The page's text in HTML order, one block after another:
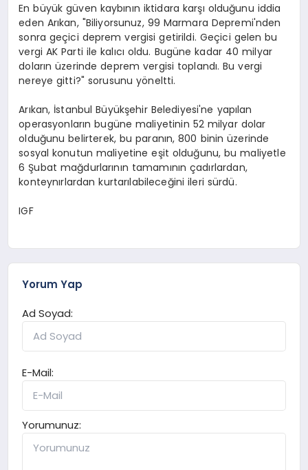
En büyük güven kaybının iktidara karşı olduğunu iddia
eden Arıkan, "Biliyorsunuz, 99 Marmara Depremi'nden
sonra geçici deprem vergisi getirildi. Geçici gelen bu
vergi AK Parti ile kalıcı oldu. Bugüne kadar 40 milyar
doların üzerinde deprem vergisi toplandı. Bu vergi
nereye gitti?" sorusunu yöneltti.
Arıkan, İstanbul Büyükşehir Belediyesi'ne yapılan
operasyonların bugüne maliyetinin 52 milyar dolar
olduğunu belirterek, bu paranın, 800 binin üzerinde
sosyal konutun maliyetine eşit olduğunu, bu maliyetle
6 Şubat mağdurlarının tamamının çadırlardan,
konteynırlardan kurtarılabileceğini ileri sürdü.
IGF
Yorum Yap
Ad Soyad:
E-Mail:
Yorumunuz: